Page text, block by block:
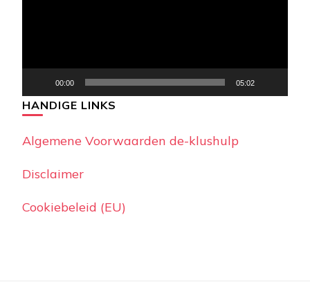
00:00 05:02
HANDIGE LINKS
Algemene Voorwaarden de-klushulp
Disclaimer
Cookiebeleid (EU)